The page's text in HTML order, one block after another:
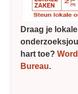
Draag je lokale
hart toe?
Bureau.